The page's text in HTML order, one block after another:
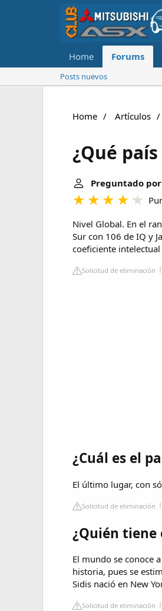
Home Forums
Posts nuevos
Home Artículos
¿Qué
Preguntado
Nivel Global. En el
Sur con 106 de IQ y
coeficiente
Solicitud de eliminación
¿Cuál es el
El último lugar, con
Solicitud de eliminación
¿Quién
El mundo se conoce
historia, pues se
Sidis nació en New
Solicitud de eliminación